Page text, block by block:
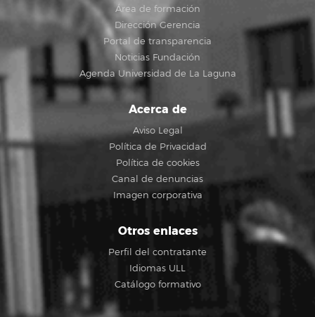
Área de formación
Dirección Gerencia
Portal de transparencia
Noticias Fundación
Agenda Universidad de La Laguna
Acerca de
Aviso Legal
Política de Privacidad
Política de cookies
Canal de denuncias
Imagen corporativa
Otros enlaces
Perfil del contratante
Idiomas ULL
Catálogo formativo